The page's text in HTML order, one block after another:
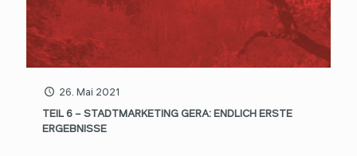
26. Mai 2021
TEIL 6 – STADTMARKETING GERA: ENDLICH ERSTE
ERGEBNISSE